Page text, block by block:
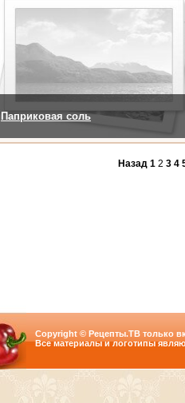
Паприковая соль
Назад 1 2 3 4
Copyright © Рецепты.ТВ только
Все материалы и логотипы